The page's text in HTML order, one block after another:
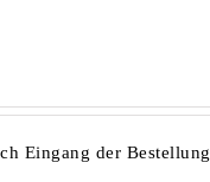
Eingang der Bestellung